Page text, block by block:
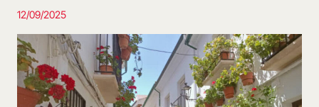
12/09/2025